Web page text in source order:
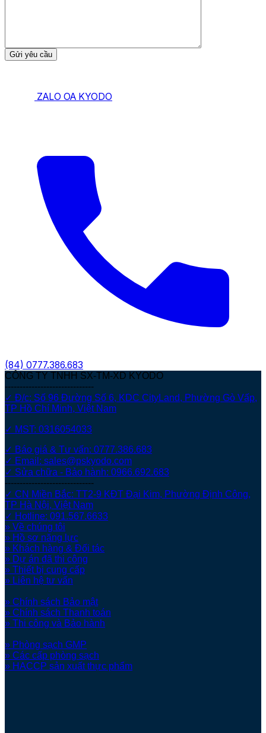
ZALO OA KYODO
(84) 0777.386.683
CÔNG TY TNHH SX-TM-XD KYODO
------------------------------
✓ Đ/c: Số 96 Đường Số 6, KDC CityLand, Phường Gò Vấp,
TP Hồ Chí Minh, Việt Nam
✓ MST: 0316054033
✓ Báo giá & Tư vấn: 0777.386.683
✓ Email: sales@pskyodo.com
✓ Sửa chữa - Bảo hành: 0966.692.683
------------------------------
✓ CN Miền Bắc: TT2-9 KĐT Đại Kim, Phường Định Công,
TP Hà Nội, Việt Nam
✓ Hotline: 091.567.6633
» Về chúng tôi
» Hồ sơ năng lực
» Khách hàng & Đối tác
» Dự án đã thi công
» Thiết bị cung cấp
» Liên hệ tư vấn
» Chính sách Bảo mật
» Chính sách Thanh toán
» Thi công và Bảo hành
» Phòng sạch GMP
» Các cấp phòng sạch
» HACCP sản xuất thực phẩm